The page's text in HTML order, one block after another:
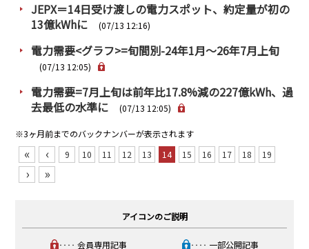
JEPX＝14日受け渡しの電力スポット、約定量が初の
13億kWhに
(07/13 12:16)
電力需要<グラフ>=旬間別-24年1月～26年7月上旬
(07/13 12:05)
電力需要=7月上旬は前年比17.8%減の227億kWh、過
去最低の水準に
(07/13 12:05)
※3ヶ月前までのバックナンバーが表示されます
« ‹ 9 10 11 12 13 14 15 16 17 18 19
› »
アイコンのご説明
‥‥ 会員専用記事 ‥‥ 一部公開記事